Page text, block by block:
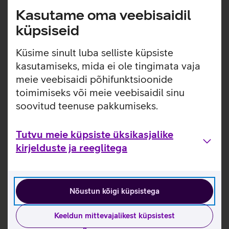
Kasutame oma veebisaidil
küpsiseid
Küsime sinult luba selliste küpsiste
kasutamiseks, mida ei ole tingimata vaja
meie veebisaidi põhifunktsioonide
toimimiseks või meie veebisaidil sinu
soovitud teenuse pakkumiseks.
Tutvu meie küpsiste üksikasjalike
kirjelduste ja reeglitega
Nõustun kõigi küpsistega
Keeldun mittevajalikest küpsistest
käsikäes.
Pehme välispinnaga, lihtsasti kinnitatav silikoonümbris,
ümbrise kinnitamise ja eemaldamise väga lihtsaks.
Ümbrise seespool on pehme mikrokiust vooder, mis tagab
telefonile veelgi suurema kaitse. Ümbrisega on võimalik
kasutada Qi või MagSafe juhtmevaba laadimist ilma seda
eemaldamata. Lisaks saab ümbrise tagaküljele mugavalt
kinnitada ka rahatasku.